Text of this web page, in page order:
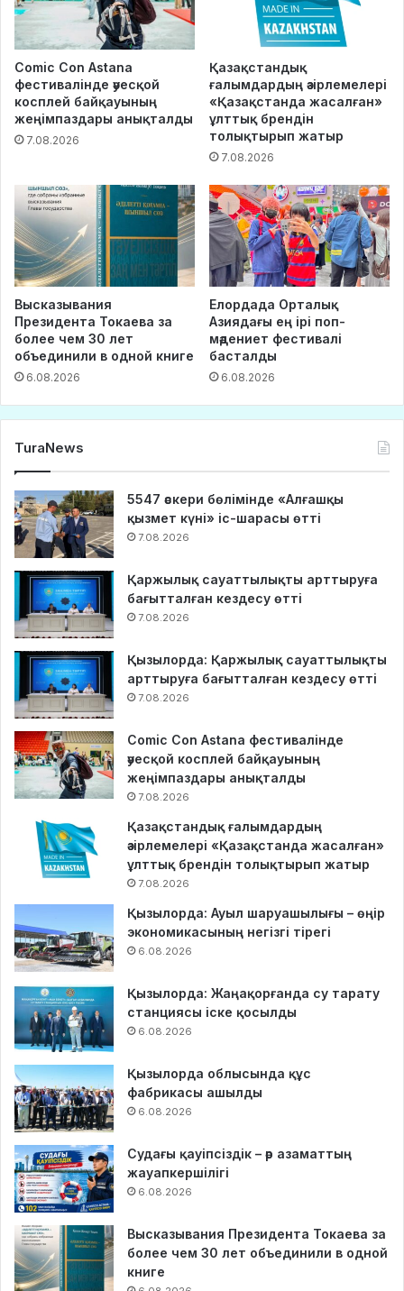
Comic Con Astana
фестивалінде әуесқой
косплей байқауының
жеңімпаздары анықталды
7.08.2026
Қазақстандық
ғалымдардың әзірлемелері
«Қазақстанда жасалған»
ұлттық брендін
толықтырып жатыр
7.08.2026
Высказывания
Президента Токаева за
более чем 30 лет
объединили в одной книге
6.08.2026
Елордада Орталық
Азиядағы ең ірі поп-
мәдениет фестивалі
басталды
6.08.2026
TuraNews
5547 әскери бөлімінде «Алғашқы
қызмет күні» іс-шарасы өтті
7.08.2026
Қаржылық сауаттылықты арттыруға
бағытталған кездесу өтті
7.08.2026
Қызылорда: Қаржылық сауаттылықты
арттыруға бағытталған кездесу өтті
7.08.2026
Comic Con Astana фестивалінде
әуесқой косплей байқауының
жеңімпаздары анықталды
7.08.2026
Қазақстандық ғалымдардың
әзірлемелері «Қазақстанда жасалған»
ұлттық брендін толықтырып жатыр
7.08.2026
Қызылорда: Ауыл шаруашылығы – өңір
экономикасының негізгі тірегі
6.08.2026
Қызылорда: Жаңақорғанда су тарату
станциясы іске қосылды
6.08.2026
Қызылорда облысында құс
фабрикасы ашылды
6.08.2026
Судағы қауіпсіздік – әр азаматтың
жауапкершілігі
6.08.2026
Высказывания Президента Токаева за
более чем 30 лет объединили в одной
книге